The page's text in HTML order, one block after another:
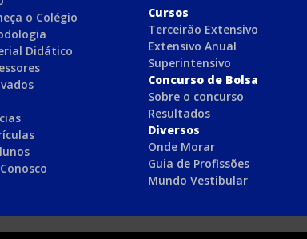
o Colégio
Didático
Cursos
Terceirão Extensivo
Extensivo Anual
Superintensivo
Concurso de Bolsa
Sobre o concurso
Resultados
Diversos
Onde Morar
Guia de Profissões
Mundo Vestibular